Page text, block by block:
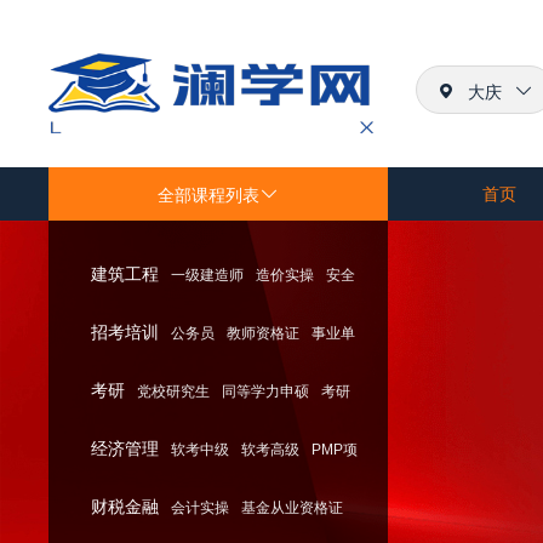
大庆
全部课程列表
建筑工程 一级建造师 造价实操 安全
员招考培训 公务员 教师资格证 事业单
位考研 党校研究生 同等学力申硕 考研
经济管理 软考中级 软考高级 PMP项
目管理师
财税金融 会计实操 基金从业资格证
首页